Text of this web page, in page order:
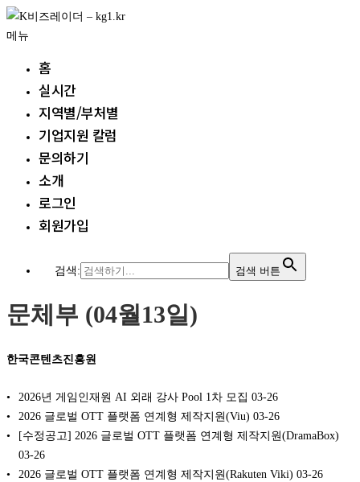
내
용
메뉴
홈
실시간
지역별/부처별
기업지원 칼럼
문의하기
소개
로그인
회원가입
검색: 검색 버튼
문체부 (04월13일)
한국콘텐츠진흥원
2026년 게임인재원 AI 외래 강사 Pool 1차 모집 03-26
2026 글로벌 OTT 플랫폼 연계형 제작지원(Viu) 03-26
[수정공고] 2026 글로벌 OTT 플랫폼 연계형 제작지원(DramaBox)
03-26
2026 글로벌 OTT 플랫폼 연계형 제작지원(Rakuten Viki) 03-26